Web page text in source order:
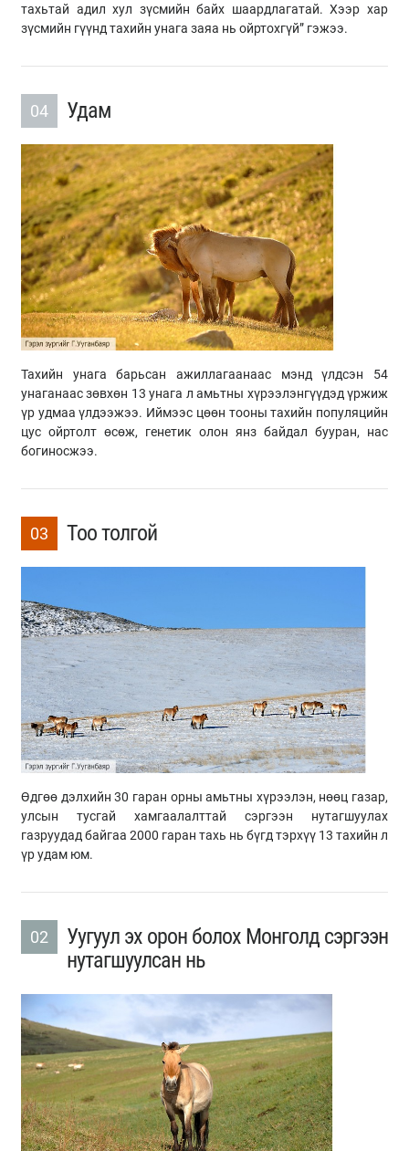
тахьтай адил хул зүсмийн байх шаардлагатай. Хээр хар
зүсмийн гүүнд тахийн унага заяа нь ойртохгүй” гэжээ.
04 Удам
Тахийн унага барьсан ажиллагаанаас мэнд үлдсэн 54
унаганаас зөвхөн 13 унага л амьтны хүрээлэнгүүдэд үржиж
үр удмаа үлдээжээ. Иймээс цөөн тооны тахийн популяцийн
цус ойртолт өсөж, генетик олон янз байдал бууран, нас
богиносжээ.
03 Тоо толгой
Өдгөө дэлхийн 30 гаран орны амьтны хүрээлэн, нөөц газар,
улсын тусгай хамгаалалттай сэргээн нутагшуулах
газруудад байгаа 2000 гаран тахь нь бүгд тэрхүү 13 тахийн л
үр удам юм.
02
Уугуул эх орон болох Монголд сэргээн
нутагшуулсан нь